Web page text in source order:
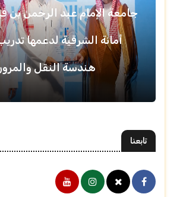
جامعة الإمام عبد الرحمن بن
أمانة الشرقية لدعمها
هندسة النقل والمرور
تابعنا